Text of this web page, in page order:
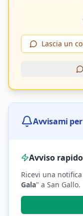
Lascia un
Avvisami
Avviso rapido
Ricevi una
Gala" a San Gallo.